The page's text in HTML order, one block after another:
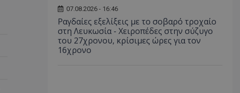
07.08.2026 - 16:46
Ραγδαίες εξελίξεις με το σοβαρό τροχαίο
στη Λευκωσία - Χειροπέδες στην σύζυγο
του 27χρονου, κρίσιμες ώρες για τον
16χρονο